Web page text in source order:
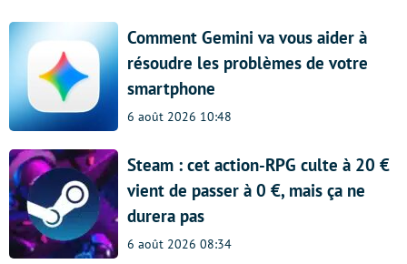
Comment Gemini va vous aider à
résoudre les problèmes de votre
smartphone
6 août 2026 10:48
Steam : cet action-RPG culte à 20 €
vient de passer à 0 €, mais ça ne
durera pas
6 août 2026 08:34